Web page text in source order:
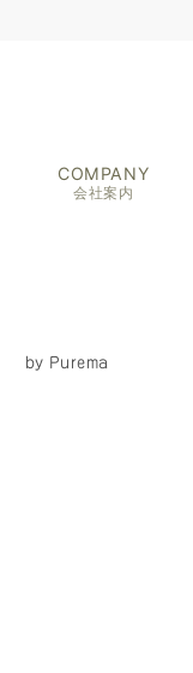
COMPANY
会社案内
by Purema